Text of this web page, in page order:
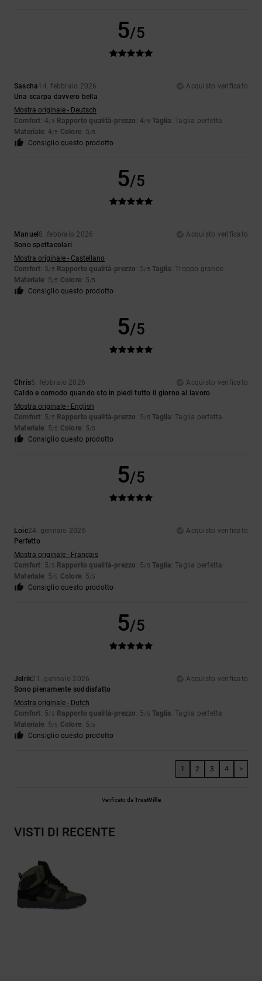
5/5
Sascha14. febbraio 2026
Acquisto verificato
Una scarpa davvero bella
Mostra originale - Deutsch
Comfort: 4/5 Rapporto qualità-prezzo : 4/5 Taglia: Taglia perfetta
Materiale: 4/5 Colore: 5/5
Consiglio questo prodotto
5/5
Manuel 8. febbraio 2026
Acquisto verificato
Sono spettacolari
Mostra originale - Castellano
Comfort: 5/5 Rapporto qualità-prezzo : 5/5 Taglia: Troppo grande
Materiale: 5/5 Colore: 5/5
Consiglio questo prodotto
5/5
Chris5. febbraio 2026
Acquisto verificato
Caldo e comodo quando sto in piedi tutto il giorno al lavoro
Mostra originale - English
Comfort: 5/5 Rapporto qualità-prezzo : 5/5 Taglia: Taglia perfetta
Materiale: 5/5 Colore: 5/5
Consiglio questo prodotto
5/5
Loic24. gennaio 2026
Acquisto verificato
Perfetto
Mostra originale - Français
Comfort: 5/5 Rapporto qualità-prezzo : 5/5 Taglia: Taglia perfetta
Materiale: 5/5 Colore: 5/5
Consiglio questo prodotto
5/5
Jelrik21. gennaio 2026
Acquisto verificato
Sono pienamente soddisfatto
Mostra originale - Dutch
Comfort: 5/5 Rapporto qualità-prezzo : 5/5 Taglia: Taglia perfetta
Materiale: 5/5 Colore: 5/5
Consiglio questo prodotto
1 2 3 4 >
Verificato daTrustVille
VISTI DI RECENTE